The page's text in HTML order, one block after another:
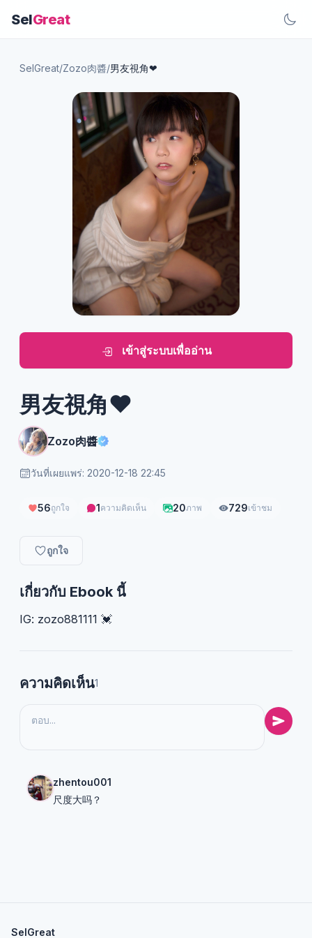
SelGreat
SelGreat/Zozo肉醬/男友視角❤
เข้าสู่ระบบเพื่ออ่าน
男友視角❤
Zozo肉醬
วันที่เผยแพร่: 2020-12-18 22:45
56ถูกใจ 1ความคิดเห็น 20ภาพ 729เข้าชม
ถูกใจ
เกี่ยวกับ Ebook นี้
IG: zozo881111 💓
ความคิดเห็น1
zhentou001
尺度大吗？
SelGreat